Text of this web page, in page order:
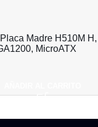
Madre H510M H,
MicroATX